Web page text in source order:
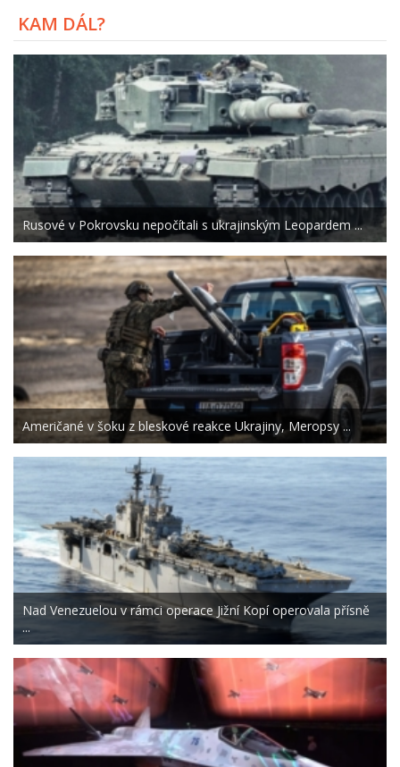
KAM DÁL?
Rusové v Pokrovsku nepočítali s ukrajinským Leopardem ...
Američané v šoku z bleskové reakce Ukrajiny, Meropsy ...
Nad Venezuelou v rámci operace Jižní Kopí operovala přísně
...